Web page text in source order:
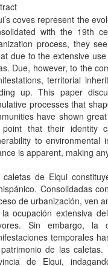
coves represent the
with the 19th
process, they
due to the extensive
Due, however, to the
territorial
up. This paper
processes that
have shown
that their identity
to environmental
is apparent, making
caletas de Elqui
Consolidadas
de urbanización, ven
ocupación extensiva
Sin embargo, la
temporales
de las
de Elqui,